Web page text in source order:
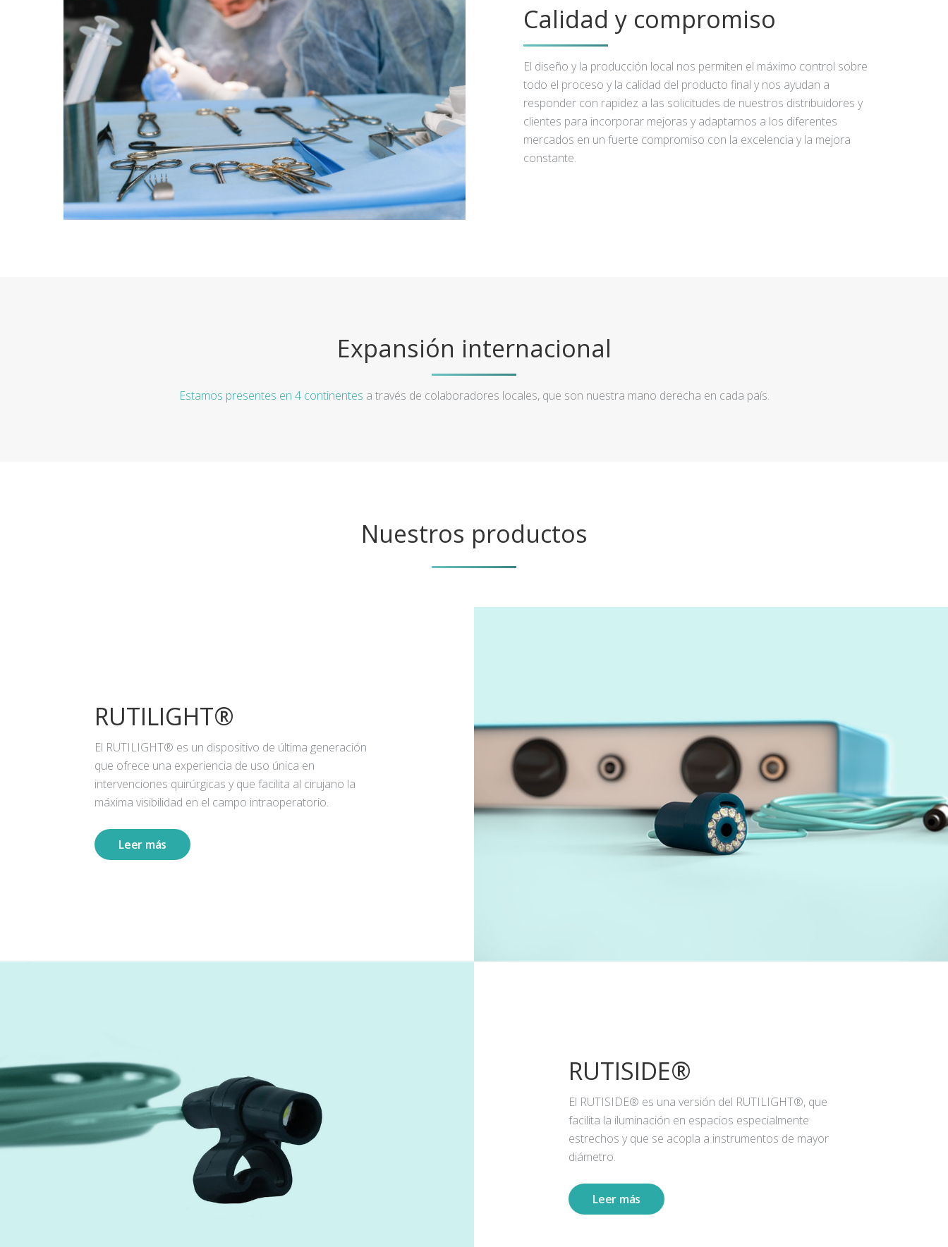
Calidad y compromiso
El diseño y la producción local nos permiten el máximo control sobre
todo el proceso y la calidad del producto final y nos ayudan a
responder con rapidez a las solicitudes de nuestros distribuidores y
clientes para incorporar mejoras y adaptarnos a los diferentes
mercados en un fuerte compromiso con la excelencia y la mejora
constante.
Expansión internacional
Estamos presentes en 4 continentes a través de colaboradores locales, que son nuestra mano derecha en cada país.
Nuestros productos
RUTILIGHT®
El RUTILIGHT® es un dispositivo de última generación
que ofrece una experiencia de uso única en
intervenciones quirúrgicas y que facilita al cirujano la
máxima visibilidad en el campo intraoperatorio.
Leer más
RUTISIDE®
El RUTISIDE® es una versión del RUTILIGHT®, que
facilita la iluminación en espacios especialmente
estrechos y que se acopla a instrumentos de mayor
diámetro.
Leer más